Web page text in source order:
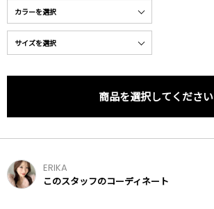
商品を選択してください
ERIKA
このスタッフのコーディネート